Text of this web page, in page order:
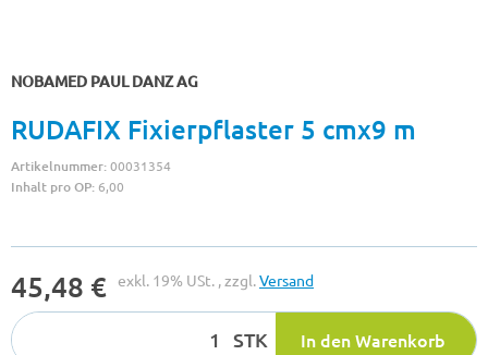
NOBAMED PAUL DANZ AG
RUDAFIX Fixierpflaster 5 cmx9 m
Artikelnummer:00031354
Inhalt pro OP: 6,00
45,48 € exkl. 19% USt. , zzgl.Versand
STK In den Warenkorb